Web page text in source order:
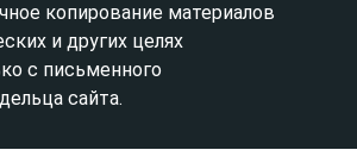
копирование материалов
и других целях
с письменного
сайта.